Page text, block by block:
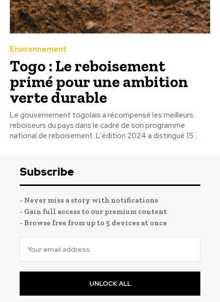
Environnement
Togo : Le reboisement
primé pour une ambition
verte durable
Le gouvernement togolais a récompensé les meilleurs
reboiseurs du pays dans le cadre de son programme
national de reboisement. L'édition 2024 a distingué 15...
Subscribe
- Never miss a story with notifications
- Gain full access to our premium content
- Browse free from up to 5 devices at once
UNLOCK ALL